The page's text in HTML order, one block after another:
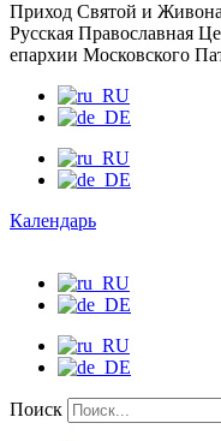
Приход Святой и
Русская Православная
епархии Московского
Календарь
Поиск